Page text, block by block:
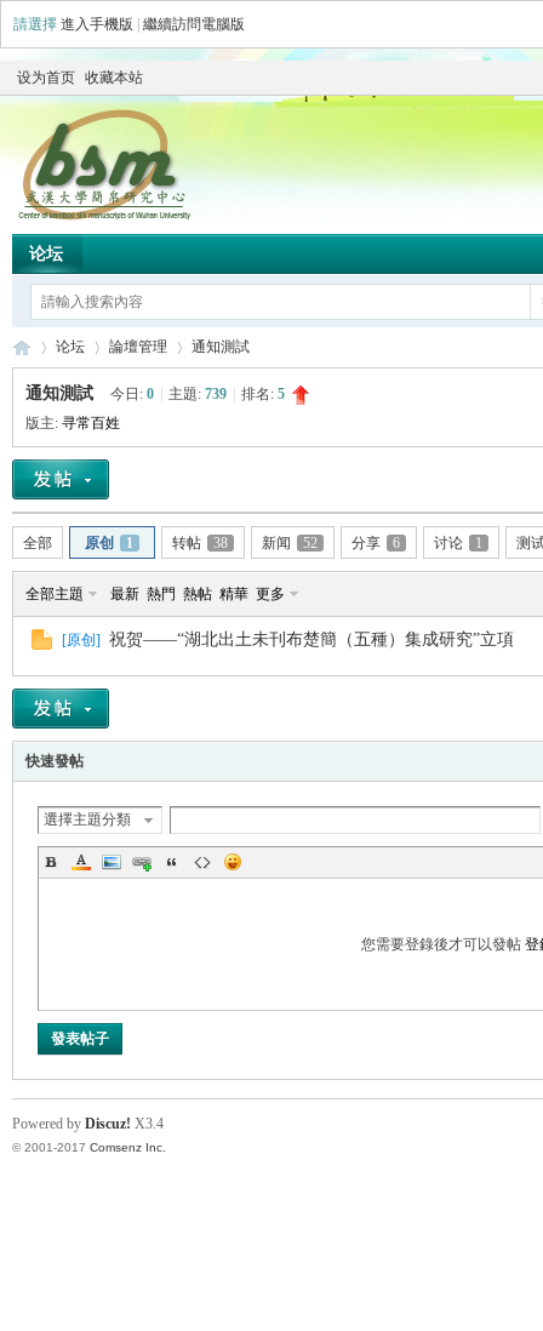
請選擇 進入手機版 繼續訪問電腦版
设为首页 收藏本站
论坛
简
帛
»
论坛
›
論壇管理
›
通知測試
通知測試 今日: 0 主題: 739 排名: 5
版主: 寻常百姓
全部 原创 1 转帖 38 新闻 52 分享 6 讨论 1 测
全部主題 最新 熱門 熱帖 精華 更多
[原创 ] 祝贺——“湖北出土未刊布楚簡（五種）集成研究”立項
快速發帖
選擇主題分類
您需要登錄後才可以發帖 登
發表帖子
Powered by Discuz! X3.4
© 2001-2017 Comsenz Inc.